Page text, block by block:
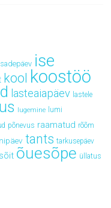
ise
kool koostöö
lasteaiapäev lastele
lugemine lumi
põnevus raamatud rõõm
tants tarkusepäev
õuesõpe üllatus